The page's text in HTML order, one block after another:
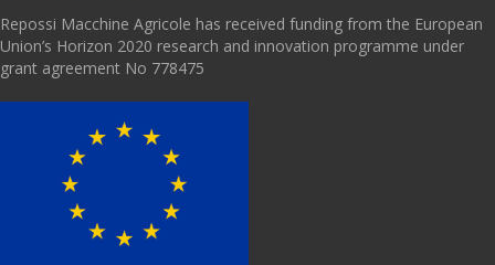
Repossi Macchine Agricole has received funding from the European
Union’s Horizon 2020 research and innovation programme under
grant agreement No 778475